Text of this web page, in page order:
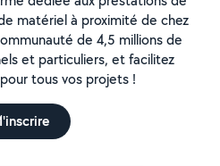
matériel à proximité de chez
de 4,5 millions de
et particuliers, et facilitez
tous vos projets !